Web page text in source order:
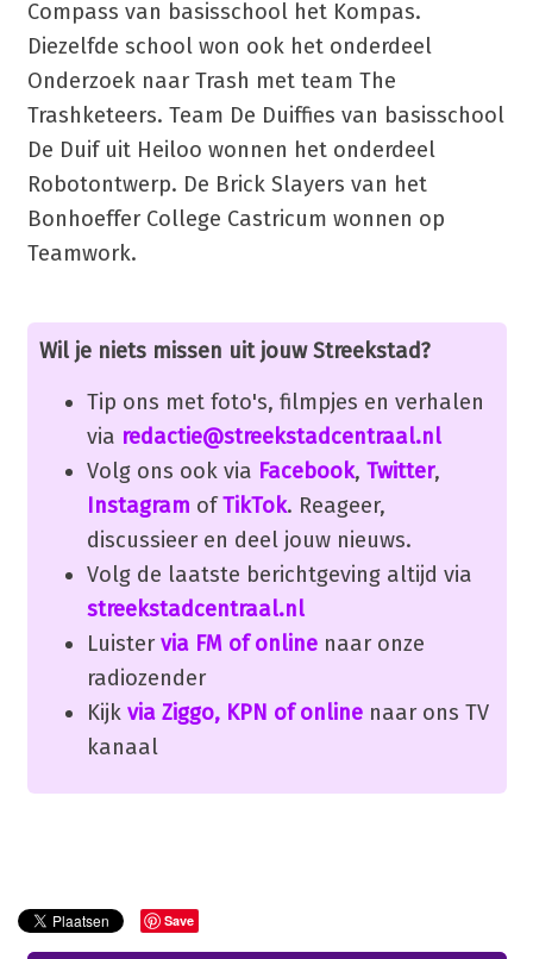
Compass van basisschool het Kompas.
Diezelfde school won ook het onderdeel
Onderzoek naar Trash met team The
Trashketeers. Team De Duiffies van basisschool
De Duif uit Heiloo wonnen het onderdeel
Robotontwerp. De Brick Slayers van het
Bonhoeffer College Castricum wonnen op
Teamwork.
Wil je niets missen uit jouw Streekstad?
Tip ons met foto's, filmpjes en verhalen
via redactie@streekstadcentraal.nl
Volg ons ook via Facebook, Twitter,
Instagram ofTikTok. Reageer,
discussieer en deel jouw nieuws.
Volg de laatste berichtgeving altijd via
streekstadcentraal.nl
Luister via FM of onlinenaar onze
radiozender
Kijk via Ziggo, KPN of onlinenaar ons TV
kanaal
Save